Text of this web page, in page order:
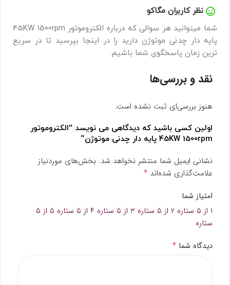
نظر کاربران مگاکو
شما میتوانید هر سوالی که درباره الکتروموتور 45KW 1500rpm
پایه دار چدنی موتوژن دارید را در اینجا بپرسید تا در سریع
ترین زمان پاسخگوی شما باشیم.
نقد و بررسی‌ها
هنوز بررسی‌ای ثبت نشده است.
اولین کسی باشید که دیدگاهی می نویسد “الکتروموتور
45KW 1500rpm پایه دار چدنی موتوژن”
نشانی ایمیل شما منتشر نخواهد شد. بخش‌های موردنیاز
علامت‌گذاری شده‌اند *
امتیاز شما
۱ از ۵ ستاره
۲ از ۵ ستاره ۳ از ۵ ستاره ۴ از ۵ ستاره
۵ از ۵
ستاره
دیدگاه شما *